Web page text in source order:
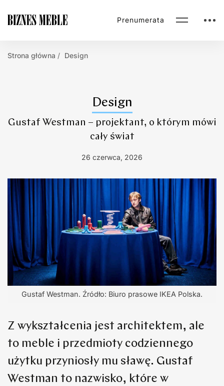
Prenumerata
Strona główna Design
Design
Gustaf Westman – projektant, o którym mówi
cały świat
26 czerwca, 2026
Gustaf Westman. Źródło: Biuro prasowe IKEA Polska.
Z wykształcenia jest architektem, ale
to meble i przedmioty codziennego
użytku przyniosły mu sławę. Gustaf
Westman to nazwisko, które w